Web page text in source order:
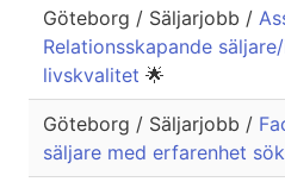
Göteborg / Säljarjobb /
Relationsskapande
livskvalitet 🌟
Göteborg / Säljarjobb /
säljare med erfarenhet